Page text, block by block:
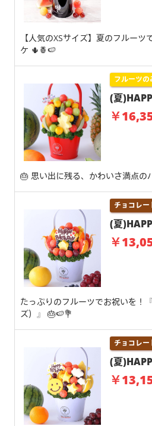
【人気のXSサイズ】夏のフルー
ケ 🌵🍍🍉
フルーツの
(夏
￥
🎂 思い出に残る、かわいさ満点の
チョコレー
(夏
￥
たっぷりのフルーツでお祝いを！
ズ）』 🎂🍉💐
チョコレー
(夏
￥